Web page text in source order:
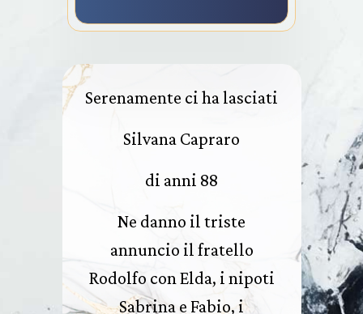
Serenamente ci ha lasciati
Silvana Capraro
di anni 88
Ne danno il triste
annuncio il fratello
Rodolfo con Elda, i nipoti
Sabrina e Fabio, i